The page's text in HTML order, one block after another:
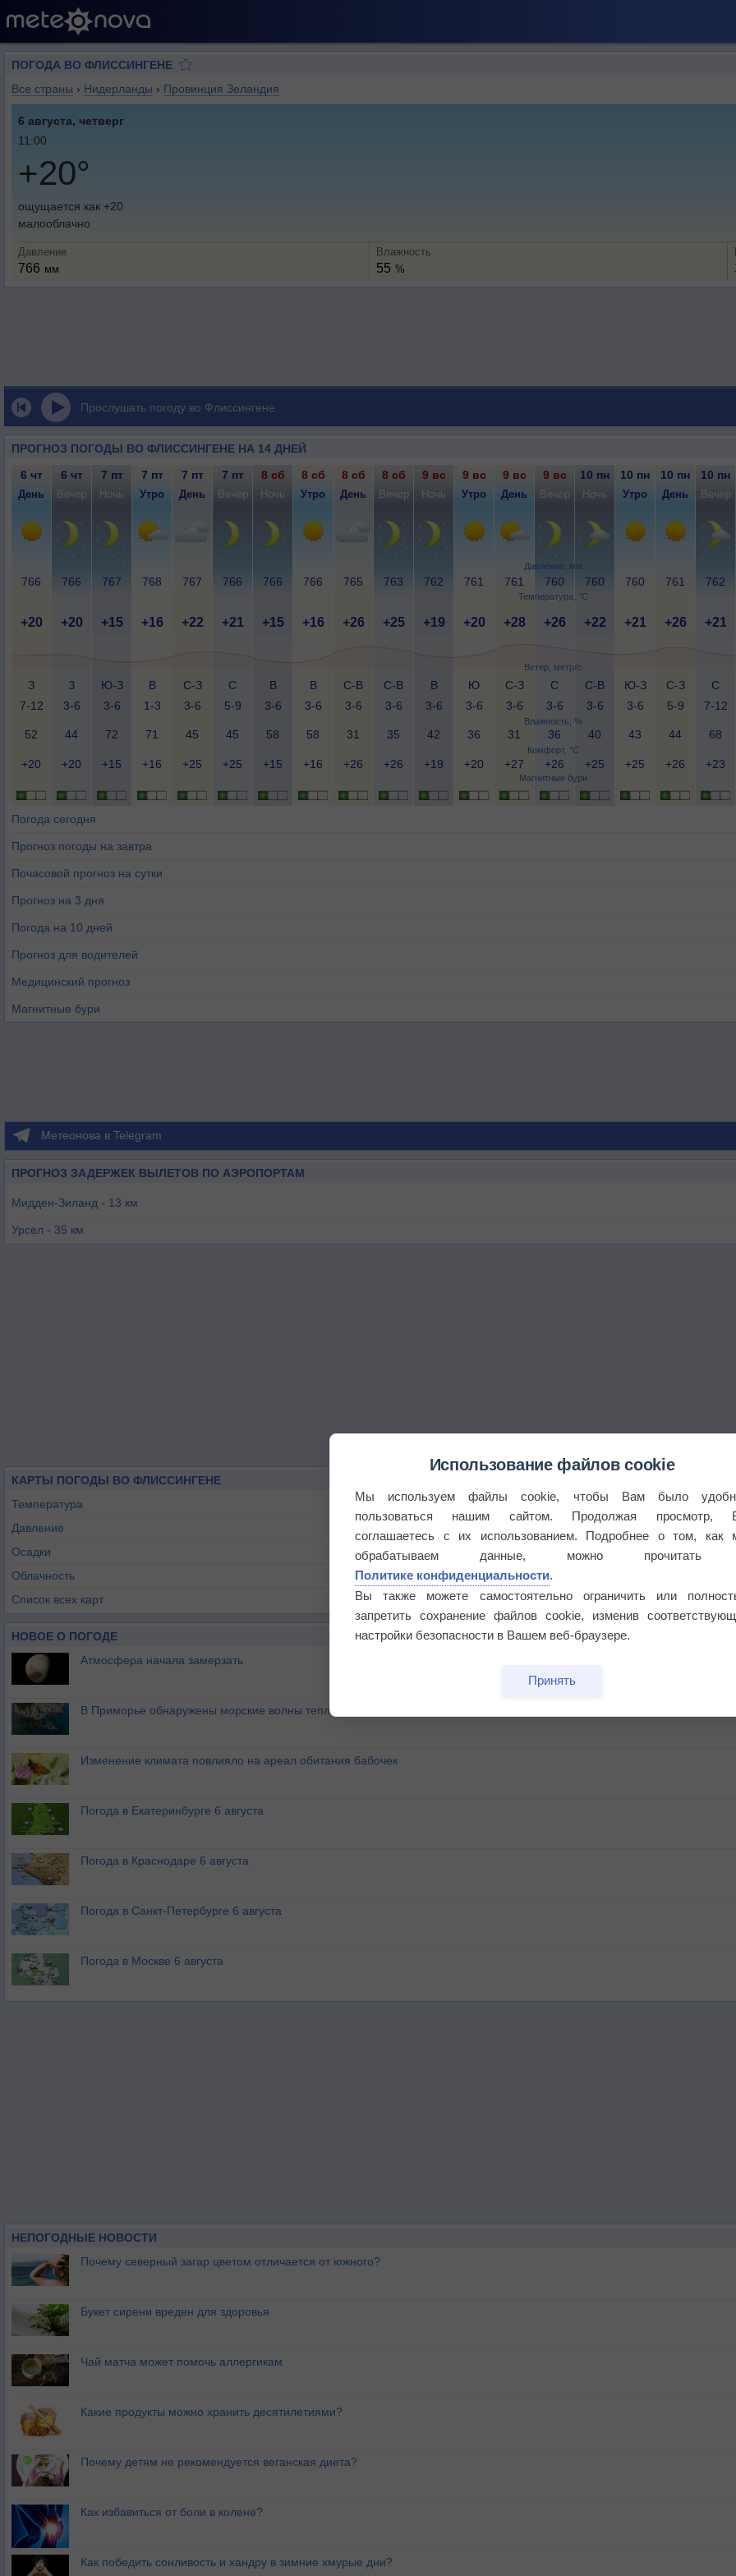
ПОГОДА ВО ФЛИССИНГЕНЕ
Все страны › Нидерланды › Провинция Зеландия
6 августа, четверг
11:00
+20°
ощущается как +20
малооблачно
Давление
766 мм
Влажность
55 %
Прослушать погоду во Флиссингене
ПРОГНОЗ ПОГОДЫ ВО ФЛИССИНГЕНЕ НА 14 ДНЕЙ
Давление, мм
Температура, °C
Ветер, метр/с
Влажность, %
Комфорт, °C
Магнитные бури
6 чт 6 чт 7 пт 7 пт 7 пт 7 пт 8 сб 8 сб 8 сб 8 сб 9 вс 9 вс 9 вс 9 вс 10 пн 10 пн 10 пн 10 пн
День Вечер Ночь Утро День Вечер Ночь Утро День Вечер Ночь Утро День Вечер Ночь Утро День Вечер
766 766 767 768 767 766 766 766 765 763 762 761 761 760 760 760 761 762
+20 +20 +15 +16 +22 +21 +15 +16 +26 +25 +19 +20 +28 +26 +22 +21 +26 +21
З
7-12
З
3-6
Ю-З
3-6
В
1-3
С-З
3-6
С
5-9
В
3-6
В
3-6
С-В
3-6
С-В
3-6
В
3-6
Ю
3-6
С-З
3-6
С
3-6
С-В
3-6
Ю-З
3-6
С-З
5-9
С
7-12
52 44 72 71 45 45 58 58 31 35 42 36 31 36 40 43 44 68
+20 +20 +15 +16 +25 +25 +15 +16 +26 +26 +19 +20 +27 +26 +25 +25 +26 +23
Погода сегодня
Прогноз погоды на завтра
Почасовой прогноз на сутки
Прогноз на 3 дня
Погода на 10 дней
Прогноз для водителей
Медицинский прогноз
Магнитные бури
Метеонова в Telegram
ПРОГНОЗ ЗАДЕРЖЕК ВЫЛЕТОВ ПО АЭРОПОРТАМ
Мидден-Зиланд - 13 км
Урсел - 35 км
КАРТЫ ПОГОДЫ ВО ФЛИССИНГЕНЕ
Температура
Давление
Осадки
Облачность
Список всех карт
НОВОЕ О ПОГОДЕ
Атмосфера начала замерзать
В Приморье обнаружены морские волны тепла
Изменение климата повлияло на ареал обитания бабочек
Погода в Екатеринбурге 6 августа
Погода в Краснодаре 6 августа
Погода в Санкт-Петербурге 6 августа
Погода в Москве 6 августа
НЕПОГОДНЫЕ НОВОСТИ
Почему северный загар цветом отличается от южного?
Букет сирени вреден для здоровья
Чай матча может помочь аллергикам
Какие продукты можно хранить десятилетиями?
Почему детям не рекомендуется веганская диета?
Как избавиться от боли в колене?
Как победить сонливость и хандру в зимние хмурые дни?
Использование файлов cookie
Мы используем файлы cookie, чтобы Вам было
пользоваться нашим сайтом. Продолжая просмотр,
соглашаетесь с их использованием. Подробнее о том, как
обрабатываем данные, можно прочитать
Политике конфиденциальности.
Вы также можете самостоятельно ограничить или
запретить сохранение файлов cookie, изменив
настройки безопасности в Вашем веб-браузере.
Принять